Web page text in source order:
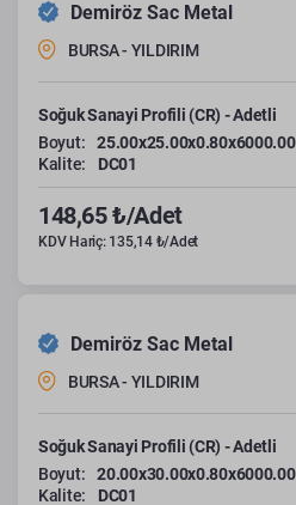
Demiröz Sac Metal
BURSA - YILDIRIM
Soğuk Sanayi Profili (CR) - Adetli
Boyut:
25.00x25.00x0.80x6000.00
Kalite:
DC01
148,65 ₺/Adet
KDV Hariç: 135,14 ₺/Adet
Demiröz Sac Metal
BURSA - YILDIRIM
Soğuk Sanayi Profili (CR) - Adetli
Boyut:
20.00x30.00x0.80x6000.00
Kalite:
DC01